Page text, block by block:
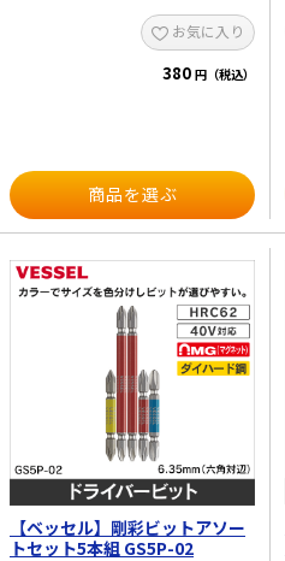
お気に入り
380 円（税込）
商品を選ぶ
【ベッセル】剛彩ビットアソー
トセット5本組 GS5P-02